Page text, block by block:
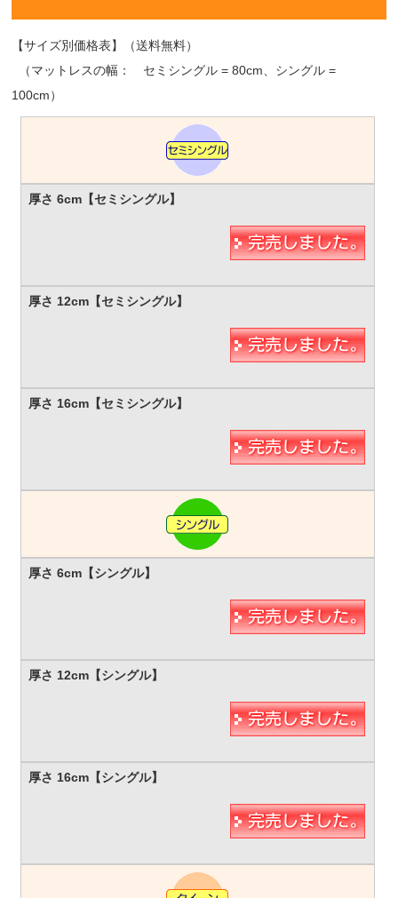
【サイズ別価格表】（送料無料）
（マットレスの幅： セミシングル = 80cm、シングル =
100cm）